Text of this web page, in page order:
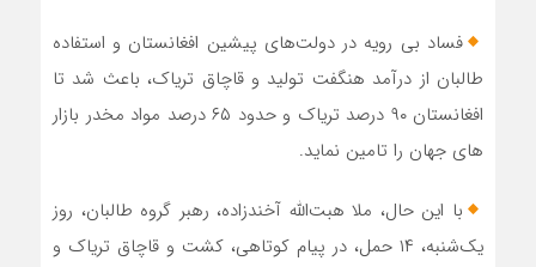
فساد بی رویه در دولت‌های پیشین افغانستان و استفاده
طالبان از درآمد هنگفت تولید و قاچاق تریاک، باعث شد تا
افغانستان ۹۰ درصد تریاک و حدود ۶۵ درصد مواد مخدر بازار
های جهان را تامین نماید.
با این حال، ملا هبت‌الله آخندزاده، رهبر گروه طالبان، روز
یک‌شنبه، ۱۴ حمل، در پیام کوتاهی، کشت و قاچاق تریاک و